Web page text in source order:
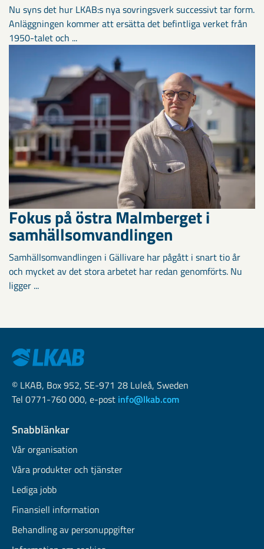
Nu syns det hur LKAB:s nya sovringsverk successivt tar form.
Anläggningen kommer att ersätta det befintliga verket från
1950-talet och ...
Fokus på östra Malmberget i
samhällsomvandlingen
Samhällsomvandlingen i Gällivare har pågått i snart tio år
och mycket av det stora arbetet har redan genomförts. Nu
ligger ...
© LKAB, Box 952, SE-971 28 Luleå, Sweden
Tel 0771-760 000, e-post info@lkab.com
Snabblänkar
Vår organisation
Våra produkter och tjänster
Lediga jobb
Finansiell information
Behandling av personuppgifter